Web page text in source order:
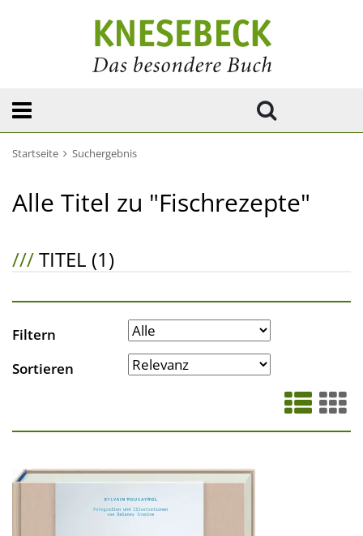
Startseite Suchergebnis
Alle Titel zu "Fischrezepte"
///TITEL (1)
Filtern
Sortieren